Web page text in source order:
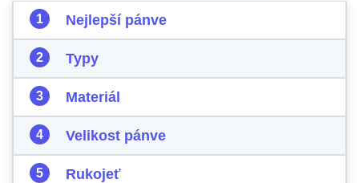
Nejlepší pánve
Typy
Materiál
Velikost pánve
Rukojeť